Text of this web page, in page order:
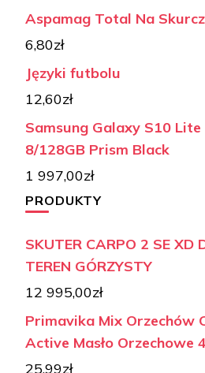
Aspamag Total Na
6,80zł
Języki futbolu
12,60zł
Samsung Galaxy S10 Lite
8/128GB Prism Black
1 997,00zł
PRODUKTY
SKUTER CARPO 2 SE XD
TEREN GÓRZYSTY
12 995,00zł
Primavika Mix Orzechów
Active Masło Orzechowe
25,99zł